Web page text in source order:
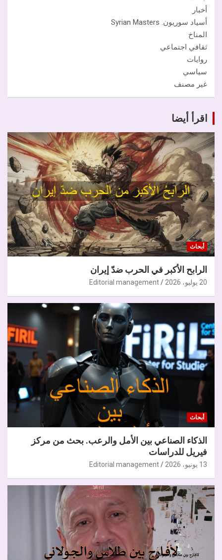
أخبار
أسياد سوريون. Syrian Masters
المناخ
ثقافي اجتماعي
روايات
سياسي
غير مصنف
اقرأ أيضا
أبحاث
الرابح الأكبر في الحرب ضدّ إيران
20 يوليو، 2026 Editorial management
أبحاث
الذكاء الصناعي بين الأمل والرعب. بحث من مركز
فيريل للدراسات
13 يونيو، 2026 Editorial management